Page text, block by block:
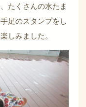
たくさんの水たま
足のスタンプをし
しみました。